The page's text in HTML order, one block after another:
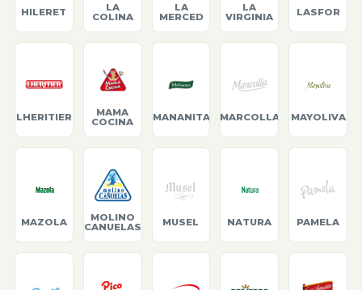
HILERET
LA
COLINA
LA
MERCED
LA
VIRGINIA
LASFOR
LHERITIER
MAMA
COCINA
MANANITA MARCOLLA MAYOLIVA
MAZOLA
MOLINO
CANUELAS
MUSEL NATURA PAMELA